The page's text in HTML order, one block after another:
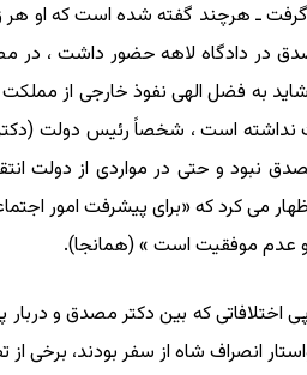
مصدق در دادگاه لاهه حضور داشت ،
شاید به فضل الهی نفوذ خارجی از
نبود و حتی در مواردی از دولت
می کرد که «برای پیشرفت امور
موفقیت است » (همانجا).
اسفند ۱۳۳۱، در پی اختلافاتی که بین
انصراف شاه از سفر بودند، برخی